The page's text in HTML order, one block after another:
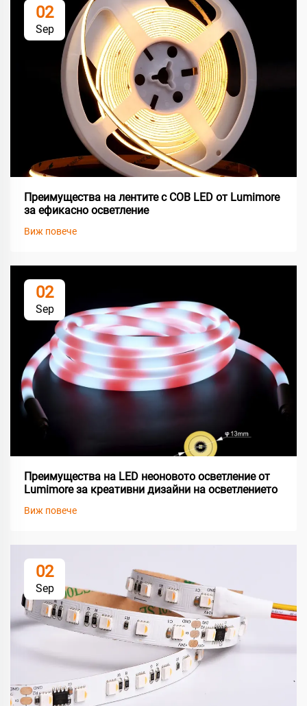
02
Sep
Преимущества на лентите с COB LED от Lumimore
за ефикасно осветление
Виж повече
02
Sep
Преимущества на LED неоновото осветление от
Lumimore за креативни дизайни на осветлението
Виж повече
02
Sep